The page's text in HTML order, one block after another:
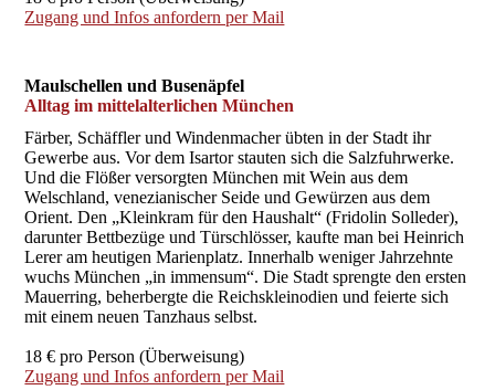
Zugang und Infos anfordern per Mail
Maulschellen und Busenäpfel
Alltag im mittelalterlichen München
Färber, Schäffler und Windenmacher übten in der Stadt ihr
Gewerbe aus. Vor dem Isartor stauten sich die Salzfuhrwerke.
Und die Flößer versorgten München mit Wein aus dem
Welschland, venezianischer Seide und Gewürzen aus dem
Orient. Den „Kleinkram für den Haushalt“ (Fridolin Solleder),
darunter Bettbezüge und Türschlösser, kaufte man bei Heinrich
Lerer am heutigen Marienplatz. Innerhalb weniger Jahrzehnte
wuchs München „in immensum“. Die Stadt sprengte den ersten
Mauerring, beherbergte die Reichskleinodien und feierte sich
mit einem neuen Tanzhaus selbst.
18 € pro Person (Überweisung)
Zugang und Infos anfordern per Mail